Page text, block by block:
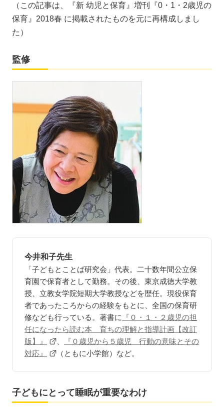
（この記事は、『新 幼児と保育』増刊『0・1・2歳児の
保育』2018春 に掲載されたものを元に再構成しまし
た）
監修
今井和子先生
「子どもとことば研究会」代表。二十数年間公立保
育園で保育者として勤務。その後、東京成徳大学教
授、立教女学院短期大学教授などを歴任。現役保育
者であったころからの経験をもとに、全国の保育研
修なども行っている。著書に
『０・１・２歳児の担
任になったら読む本 育ちの理解と指導計画【改訂
版】』
『０歳児から５歳児 行動の意味とその
対応』
（ともに小学館）など。
子どもにとって睡眠が重要なわけ